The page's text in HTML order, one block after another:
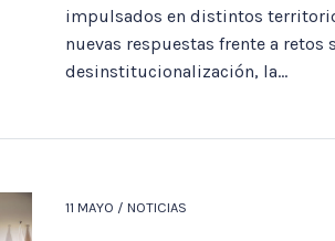
impulsados en distintos
nuevas respuestas frente a
desinstitucionalización, la...
11 MAYO / NOTICIAS